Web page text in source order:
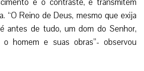
“O Reino de Deus, mesmo que exija
antes de tudo, um dom do Senhor,
homem e suas obras”- observou